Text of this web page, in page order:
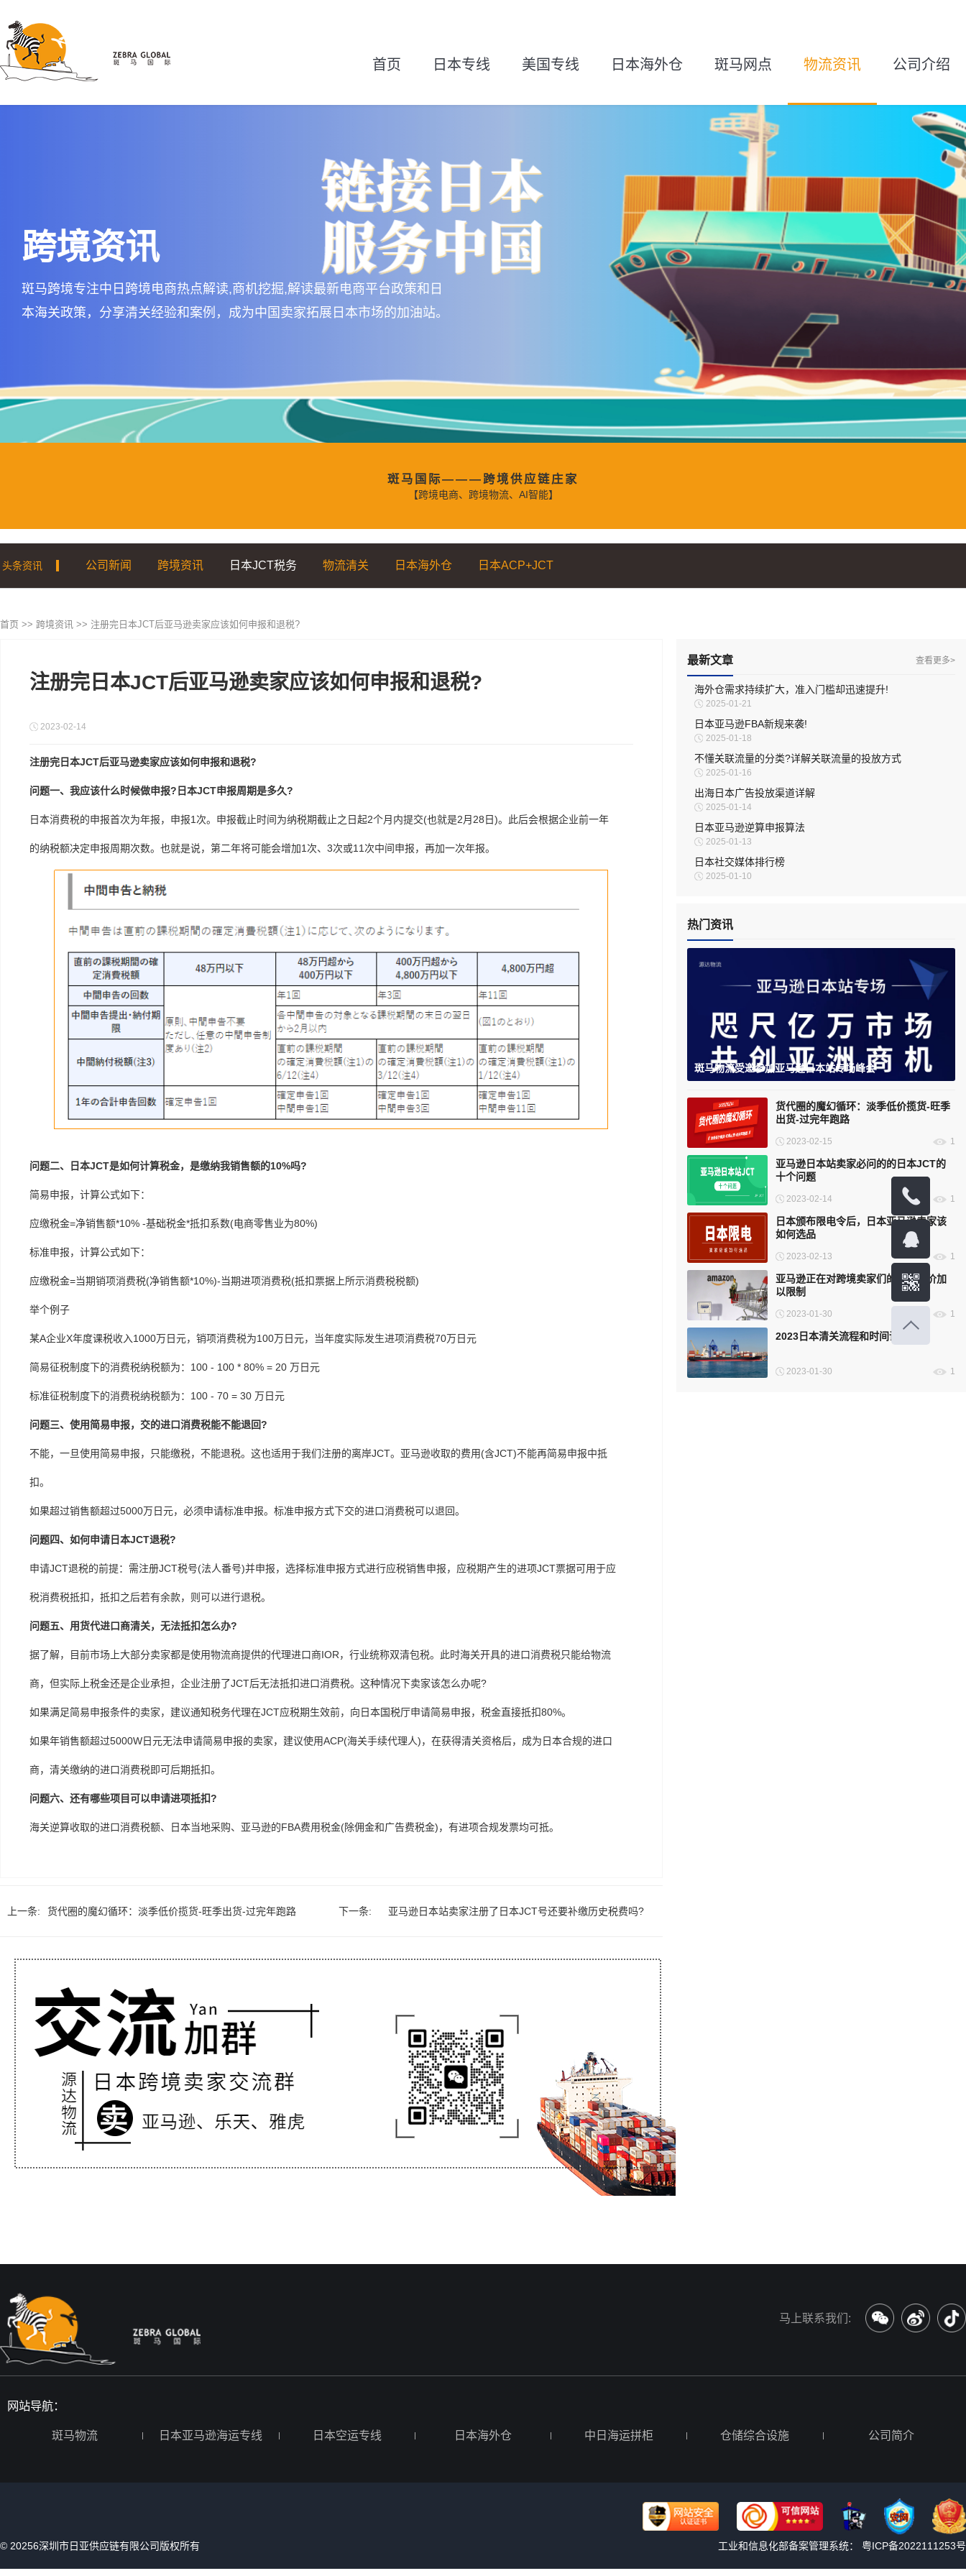
首页 日本专线 美国专线 日本海外仓 斑马网点 物流资讯 公司介绍
跨境资讯
斑马跨境专注中日跨境电商热点解读,商机挖掘,解读最新电商平台政策和日
本海关政策，分享清关经验和案例，成为中国卖家拓展日本市场的加油站。
斑马国际———跨境供应链庄家
【跨境电商、跨境物流、AI智能】
头条资讯 公司新闻 跨境资讯 日本JCT税务 物流清关 日本海外仓 日本ACP+JCT
首页 >> 跨境资讯 >> 注册完日本JCT后亚马逊卖家应该如何申报和退税?
注册完日本JCT后亚马逊卖家应该如何申报和退税?
2023-02-14
注册完日本JCT后亚马逊卖家应该如何申报和退税?
问题一、我应该什么时候做申报?日本JCT申报周期是多久?
日本消费税的申报首次为年报，申报1次。申报截止时间为纳税期截止之日起2个月内提交(也就是2月28日)。此后会根据企业前一年
的纳税额决定申报周期次数。也就是说，第二年将可能会增加1次、3次或11次中间申报，再加一次年报。
问题二、日本JCT是如何计算税金，是缴纳我销售额的10%吗?
简易申报，计算公式如下：
应缴税金=净销售额*10% -基础税金*抵扣系数(电商零售业为80%)
标准申报，计算公式如下：
应缴税金=当期销项消费税(净销售额*10%)-当期进项消费税(抵扣票据上所示消费税税额)
举个例子
某A企业X年度课税收入1000万日元，销项消费税为100万日元，当年度实际发生进项消费税70万日元
简易征税制度下的消费税纳税额为：100 - 100 * 80% = 20 万日元
标准征税制度下的消费税纳税额为：100 - 70 = 30 万日元
问题三、使用简易申报，交的进口消费税能不能退回?
不能，一旦使用简易申报，只能缴税，不能退税。这也适用于我们注册的离岸JCT。亚马逊收取的费用(含JCT)不能再简易申报中抵
扣。
如果超过销售额超过5000万日元，必须申请标准申报。标准申报方式下交的进口消费税可以退回。
问题四、如何申请日本JCT退税?
申请JCT退税的前提：需注册JCT税号(法人番号)并申报，选择标准申报方式进行应税销售申报，应税期产生的进项JCT票据可用于应
税消费税抵扣，抵扣之后若有余款，则可以进行退税。
问题五、用货代进口商清关，无法抵扣怎么办?
据了解，目前市场上大部分卖家都是使用物流商提供的代理进口商IOR，行业统称双清包税。此时海关开具的进口消费税只能给物流
商，但实际上税金还是企业承担，企业注册了JCT后无法抵扣进口消费税。这种情况下卖家该怎么办呢?
如果满足简易申报条件的卖家，建议通知税务代理在JCT应税期生效前，向日本国税厅申请简易申报，税金直接抵扣80%。
如果年销售额超过5000W日元无法申请简易申报的卖家，建议使用ACP(海关手续代理人)，在获得清关资格后，成为日本合规的进口
商，清关缴纳的进口消费税即可后期抵扣。
问题六、还有哪些项目可以申请进项抵扣?
海关逆算收取的进口消费税额、日本当地采购、亚马逊的FBA费用税金(除佣金和广告费税金)，有进项合规发票均可抵。
上一条: 货代圈的魔幻循环：淡季低价揽货-旺季出货-过完年跑路 下一条: 亚马逊日本站卖家注册了日本JCT号还要补缴历史税费吗?
最新文章 查看更多>
海外仓需求持续扩大，准入门槛却迅速提升!
2025-01-21
日本亚马逊FBA新规来袭!
2025-01-18
不懂关联流量的分类?详解关联流量的投放方式
2025-01-16
出海日本广告投放渠道详解
2025-01-14
日本亚马逊逆算申报算法
2025-01-13
日本社交媒体排行榜
2025-01-10
热门资讯
斑马物流受邀参加亚马逊日本站专场峰会
货代圈的魔幻循环：淡季低价揽货-旺季
出货-过完年跑路
2023-02-15 1
亚马逊日本站卖家必问的的日本JCT的
十个问题
2023-02-14 1
日本颁布限电令后，日本亚马逊卖家该
如何选品
2023-02-13 1
亚马逊正在对跨境卖家们的商品定价加
以限制
2023-01-30 1
2023日本清关流程和时间详解
2023-01-30 1
马上联系我们:
网站导航：
斑马物流 日本亚马逊海运专线 日本空运专线 日本海外仓 中日海运拼柜 仓储综合设施 公司简介
© 20256深圳市日亚供应链有限公司版权所有 工业和信息化部备案管理系统： 粤ICP备2022111253号